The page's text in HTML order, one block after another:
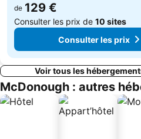
de 129 €
Consulter les prix de 10 sites
Consulter les prix
Voir tous les
McDonough : autres